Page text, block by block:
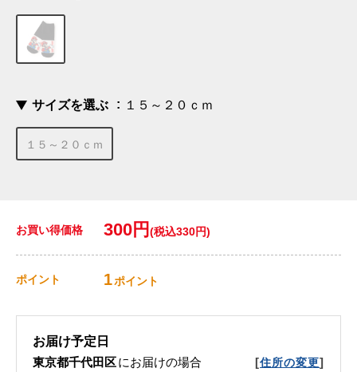
サイズを選ぶ １５～２０ｃｍ
１５～２０ｃｍ
お買い得価格 300円 (税込330円)
ポイント 1ポイント
お届け予定日
東京都千代田区にお届けの場合 [住所の変更]